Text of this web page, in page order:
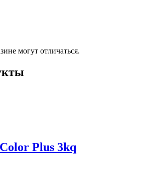
могут отличаться.
Plus 3kq